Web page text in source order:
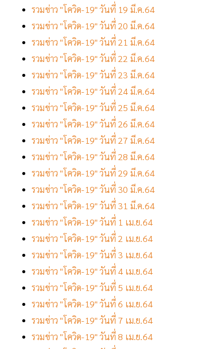
รวมข่าว "โควิด-19" วันที่ 19 มี.ค.64
รวมข่าว "โควิด-19" วันที่ 20 มี.ค.64
รวมข่าว "โควิด-19" วันที่ 21 มี.ค.64
รวมข่าว "โควิด-19" วันที่ 22 มี.ค.64
รวมข่าว "โควิด-19" วันที่ 23 มี.ค.64
รวมข่าว "โควิด-19" วันที่ 24 มี.ค.64
รวมข่าว "โควิด-19" วันที่ 25 มี.ค.64
รวมข่าว "โควิด-19" วันที่ 26 มี.ค.64
รวมข่าว "โควิด-19" วันที่ 27 มี.ค.64
รวมข่าว "โควิด-19" วันที่ 28 มี.ค.64
รวมข่าว "โควิด-19" วันที่ 29 มี.ค.64
รวมข่าว "โควิด-19" วันที่ 30 มี.ค.64
รวมข่าว "โควิด-19" วันที่ 31 มี.ค.64
รวมข่าว "โควิด-19" วันที่ 1 เม.ย.64
รวมข่าว "โควิด-19" วันที่ 2 เม.ย.64
รวมข่าว "โควิด-19" วันที่ 3 เม.ย.64
รวมข่าว "โควิด-19" วันที่ 4 เม.ย.64
รวมข่าว "โควิด-19" วันที่ 5 เม.ย.64
รวมข่าว "โควิด-19" วันที่ 6 เม.ย.64
รวมข่าว "โควิด-19" วันที่ 7 เม.ย.64
รวมข่าว "โควิด-19" วันที่ 8 เม.ย.64